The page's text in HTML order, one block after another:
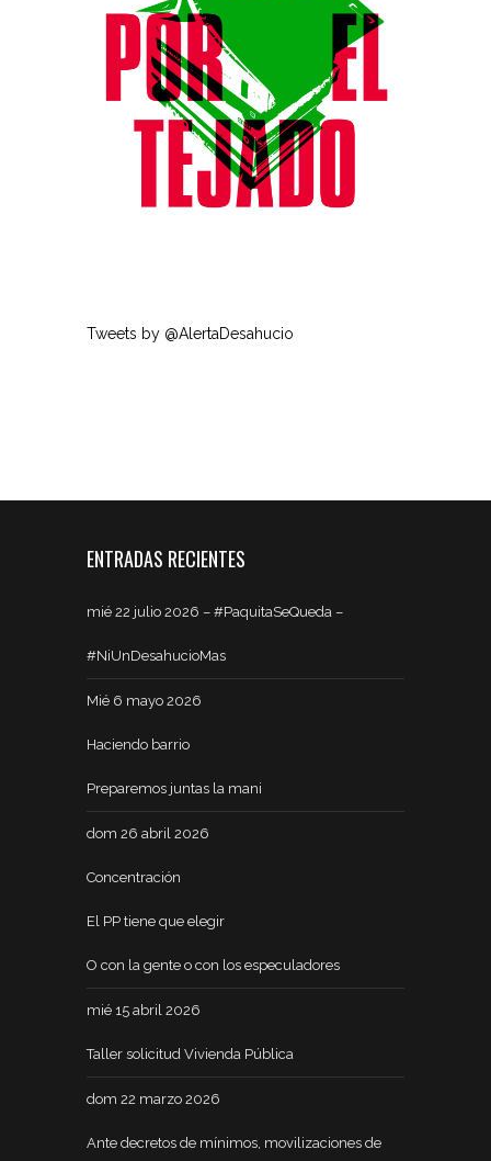
Tweets by @AlertaDesahucio
ENTRADAS RECIENTES
mié 22 julio 2026 – #PaquitaSeQueda –
#NiUnDesahucioMas
Mié 6 mayo 2026
Haciendo barrio
Preparemos juntas la mani
dom 26 abril 2026
Concentración
El PP tiene que elegir
O con la gente o con los especuladores
mié 15 abril 2026
Taller solicitud Vivienda Pública
dom 22 marzo 2026
Ante decretos de mínimos, movilizaciones de